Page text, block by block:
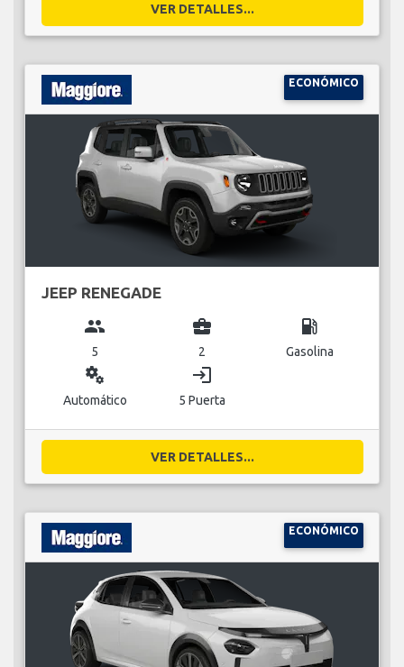
VER DETALLES...
ECONÓMICO
JEEP RENEGADE
group
5
business_center
2
local_gas_station
Gasolina
miscellaneous_services
Automático
login
5 Puerta
VER DETALLES...
ECONÓMICO